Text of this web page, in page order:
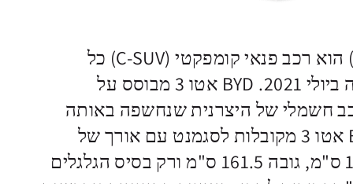
ה-BYD אטו 3 (ATTO 3) הוא רכב פנאי קומפקטי (C-SUV) כל
חשמלי שהוצג לראשונה ביולי 2021. BYD אטו 3 מבוסס על
חשמלי של היצרנית שנחשפה באותה
השנה. מידותיו של BYD אטו 3 מקובלות לסגמנט עם אורך של
445.5 ס"מ, רוחב 186.5 ס"מ, גובה 161.5 ס"מ ורק בסיס הגלגלים